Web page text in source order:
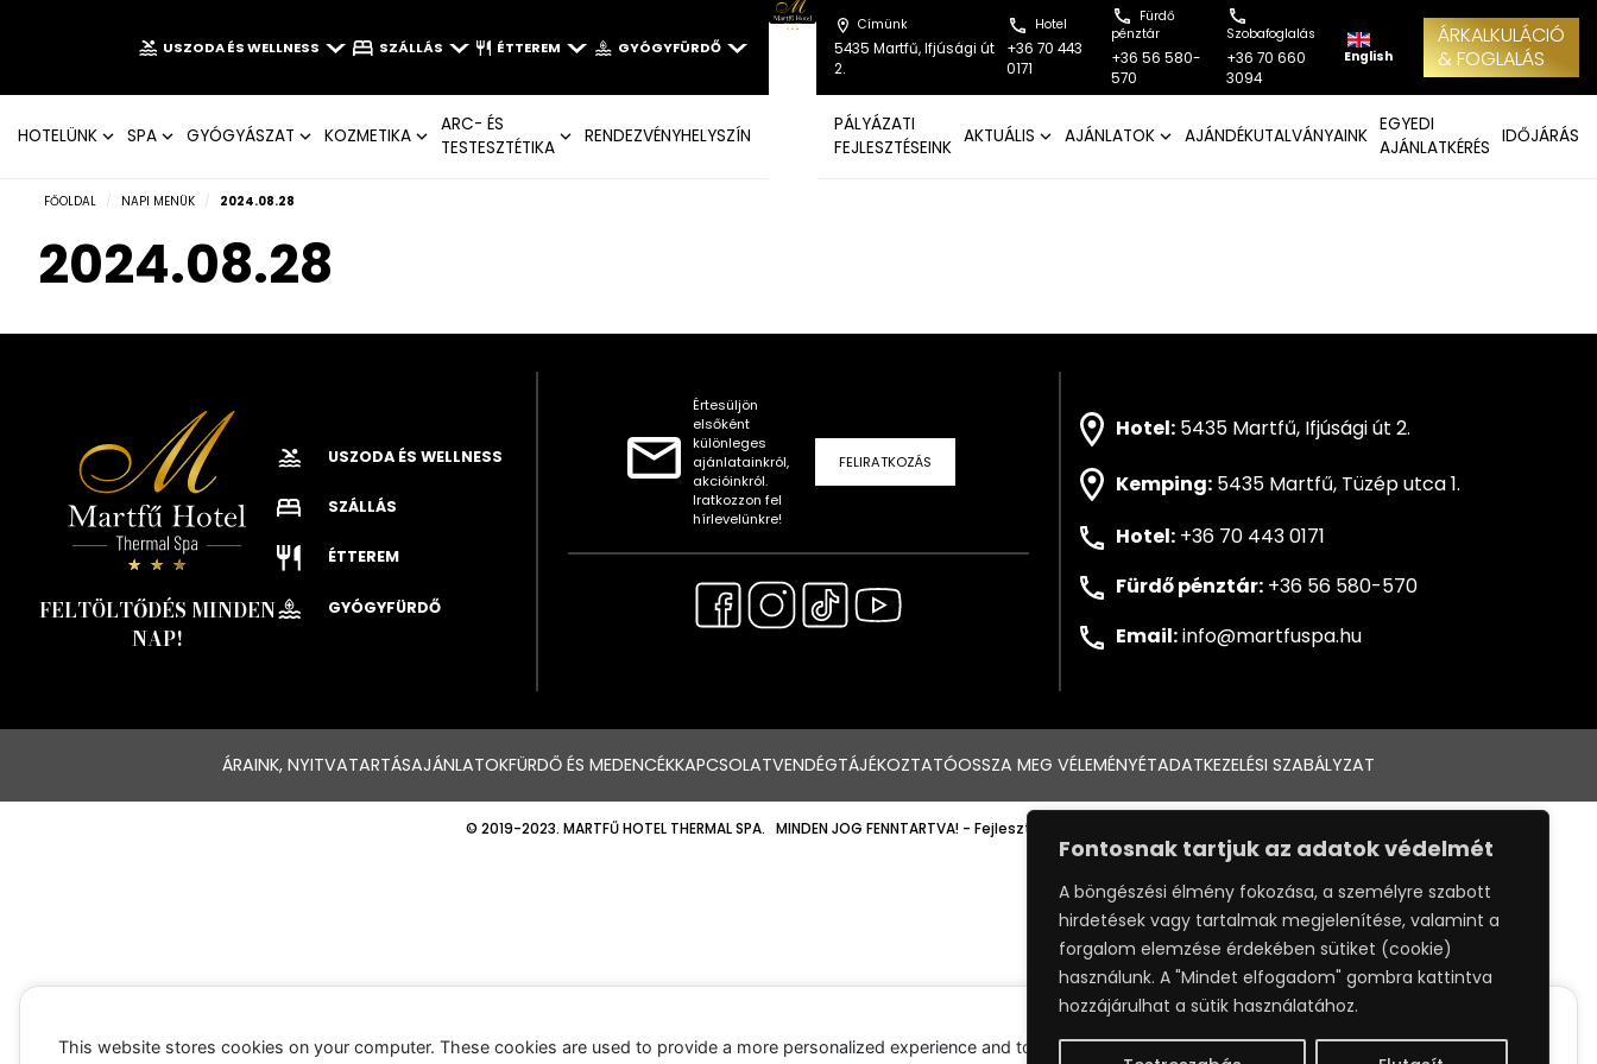
Fontosnak tartjuk az adatok védelmét
A böngészési élmény fokozása, a személyre szabott
hirdetések vagy tartalmak megjelenítése, valamint a
forgalom elemzése érdekében sütiket (cookie)
használunk. A "Mindet elfogadom" gombra kattintva
hozzájárulhat a sütik használatához.
USZODA ÉS WELLNESS SZÁLLÁS ÉTTEREM GYÓGYFÜRDŐ
HOTELÜNK SPA GYÓGYÁSZAT KOZMETIKA
ARC- ÉS
TESTESZTÉTIKA
RENDEZVÉNYHELYSZÍN
Címünk
5435 Martfű, Ifjúsági út
2.
Hotel
+36 70 443
0171
Fürdő
pénztár
+36 56 580-
570
Szobafoglalás
+36 70 660
3094
English
ÁRKALKULÁCIÓ
& FOGLALÁS
PÁLYÁZATI
FEJLESZTÉSEINK
AKTUÁLIS AJÁNLATOK AJÁNDÉKUTALVÁNYAINK
EGYEDI
AJÁNLATKÉRÉS
IDŐJÁRÁS
FŐOLDAL / NAPI MENÜK / 2024.08.28
2024.08.28
FELTÖLTŐDÉS MINDEN
NAP!
USZODA ÉS WELLNESS
SZÁLLÁS
ÉTTEREM
GYÓGYFÜRDŐ
Értesüljön
elsőként
különleges
ajánlatainkról,
akcióinkról.
Iratkozzon fel
hírlevelünkre!
FELIRATKOZÁS
Hotel: 5435 Martfű, Ifjúsági út 2.
Kemping: 5435 Martfű, Tüzép utca 1.
Hotel: +36 70 443 0171
Fürdő pénztár: +36 56 580-570
Email:info@martfuspa.hu
ÁRAINK, NYITVATARTÁSAJÁNLATOKFÜRDŐ ÉS MEDENCÉKKAPCSOLATVENDÉGTÁJÉKOZTATÓOSSZA MEG VÉLEMÉNYÉTADATKEZELÉSI SZABÁLYZAT
© 2019-2023. MARTFŰ HOTEL THERMAL SPA. MINDEN JOG FENNTARTVA! - Fejlesztette:
This website stores cookies on your computer. These cookies are used to provide a more personalized experience and to track your whereabouts around